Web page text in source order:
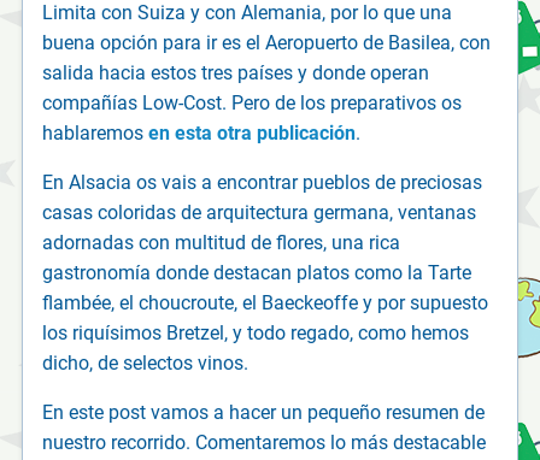
Limita con Suiza y con Alemania, por lo que una
buena opción para ir es el Aeropuerto de Basilea, con
salida hacia estos tres países y donde operan
compañías Low-Cost. Pero de los preparativos os
hablaremosen esta otra publicación.
En Alsacia os vais a encontrar pueblos de preciosas
casas coloridas de arquitectura germana, ventanas
adornadas con multitud de flores, una rica
gastronomía donde destacan platos como la Tarte
flambée, el choucroute, el Baeckeoffe y por supuesto
los riquísimos Bretzel, y todo regado, como hemos
dicho, de selectos vinos.
En este post vamos a hacer un pequeño resumen de
nuestro recorrido. Comentaremos lo más destacable